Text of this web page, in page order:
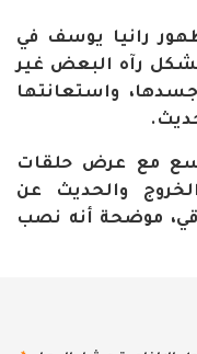
رانيا يوسف في
بشكل رآه البعض غير
واستعانتها
مع عرض حلقات
والحديث عن
موضحة أنه نصب